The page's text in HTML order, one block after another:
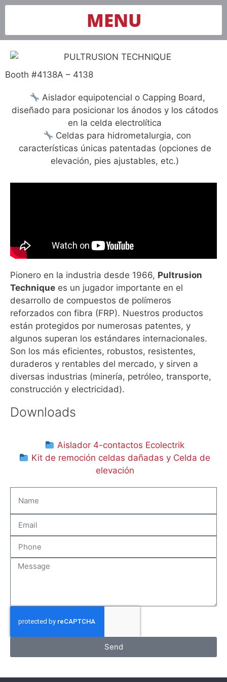
MENU
Booth #4138A – 4138
Aislador equipotencial o Capping Board,
diseñado para posicionar los ánodos y los cátodos
en la celda electrolítica
Celdas para hidrometalurgia, con
características únicas patentadas (opciones de
elevación, pies ajustables, etc.)
Pionero en la industria desde 1966, Pultrusion
Technique es un jugador importante en el
desarrollo de compuestos de polímeros
reforzados con fibra (FRP). Nuestros productos
están protegidos por numerosas patentes, y
algunos superan los estándares internacionales.
Son los más eficientes, robustos, resistentes,
duraderos y rentables del mercado, y sirven a
diversas industrias (minería, petróleo, transporte,
construcción y electricidad).
Downloads
Aislador 4-contactos Ecolectrik
Kit de remoción celdas dañadas y Celda de
elevación
Send